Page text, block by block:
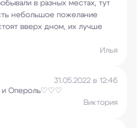
в разных местах, тут
небольшое пожелание
вверх дном, их лучше
Илья
31.05.2022 в 12:46
и Опероль♡♡♡
Виктория